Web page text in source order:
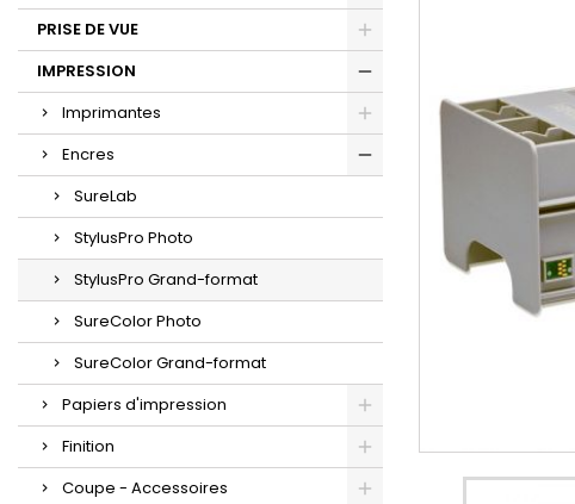
PRISE DE VUE
IMPRESSION
Imprimantes
Encres
SureLab
StylusPro Photo
StylusPro Grand-format
SureColor Photo
SureColor Grand-format
Papiers d'impression
Finition
Coupe - Accessoires